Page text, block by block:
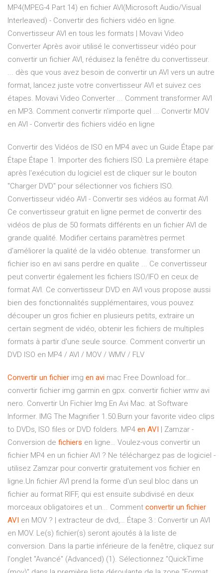
MP4(MPEG-4 Part 14) en fichier AVI(Microsoft Audio/Visual
Interleaved) - Convertir des fichiers vidéo en ligne.
Convertisseur AVI en tous les formats | Movavi Video
Converter Après avoir utilisé le convertisseur vidéo pour
convertir un fichier AVI, réduisez la fenêtre du convertisseur.
... dès que vous avez besoin de convertir un AVI vers un autre
format, lancez juste votre convertisseur AVI et suivez ces
étapes. Movavi Video Converter ... Comment transformer AVI
en MP3. Comment convertir n'importe quel ... Convertir MOV
en AVI - Convertir des fichiers vidéo en ligne
Convertir des Vidéos de ISO en MP4 avec un Guide Étape par
Étape Étape 1. Importer des fichiers ISO. La première étape
après l'exécution du logiciel est de cliquer sur le bouton
"Charger DVD" pour sélectionner vos fichiers ISO.
Convertisseur vidéo AVI - Convertir ses vidéos au format AVI
Ce convertisseur gratuit en ligne permet de convertir des
vidéos de plus de 50 formats différents en un fichier AVI de
grande qualité. Modifier certains paramètres permet
d'améliorer la qualité de la vidéo obtenue. transformer un
fichier iso en avi sans perdre en qualite ... Ce convertisseur
peut convertir également les fichiers ISO/IFO en ceux de
format AVI. Ce convertisseur DVD en AVI vous propose aussi
bien des fonctionnalités supplémentaires, vous pouvez
découper un gros fichier en plusieurs petits, extraire un
certain segment de vidéo, obtenir les fichiers de multiples
formats à partir d'une seule source. Comment convertir un
DVD ISO en MP4 / AVI / MOV / WMV / FLV
Convertir un fichier img en avi mac Free Download for…
convertir fichier img garmin en gpx. convertir fichier wmv avi
nero. Convertir Un Fichier Img En Avi Mac. at Software
Informer. IMG The Magnifier 1.50.Burn your favorite video clips
to DVDs, ISO files or DVD folders. MP4 en AVI
| Zamzar -
Conversion de fichiers en ligne… Voulez-vous convertir un
fichier MP4 en un fichier AVI ? Ne téléchargez pas de logiciel -
utilisez Zamzar pour convertir gratuitement vos fichier en
ligne.Un fichier AVI prend la forme d'un seul bloc dans un
fichier au format RIFF, qui est ensuite subdivisé en deux
morceaux obligatoires et un... Comment convertir un fichier
AVI en MOV ? | extracteur de dvd,… Étape 3 : Convertir un AVI
en MOV. Le(s) fichier(s) seront ajoutés à la liste de
conversion. Dans la partie inférieure de la fenêtre, cliquez sur
l'onglet "Avancé" (Advanced) (1). Sélectionnez "QuickTime